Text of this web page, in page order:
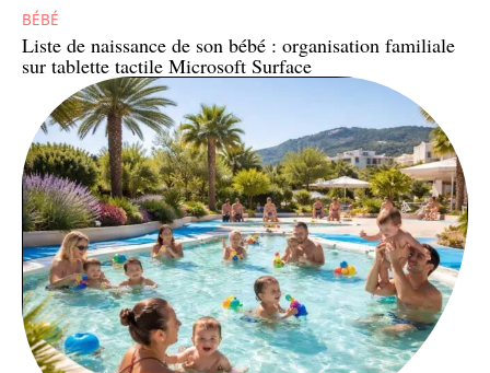
BÉBÉ
Liste de naissance de son bébé : organisation familiale
sur tablette tactile Microsoft Surface